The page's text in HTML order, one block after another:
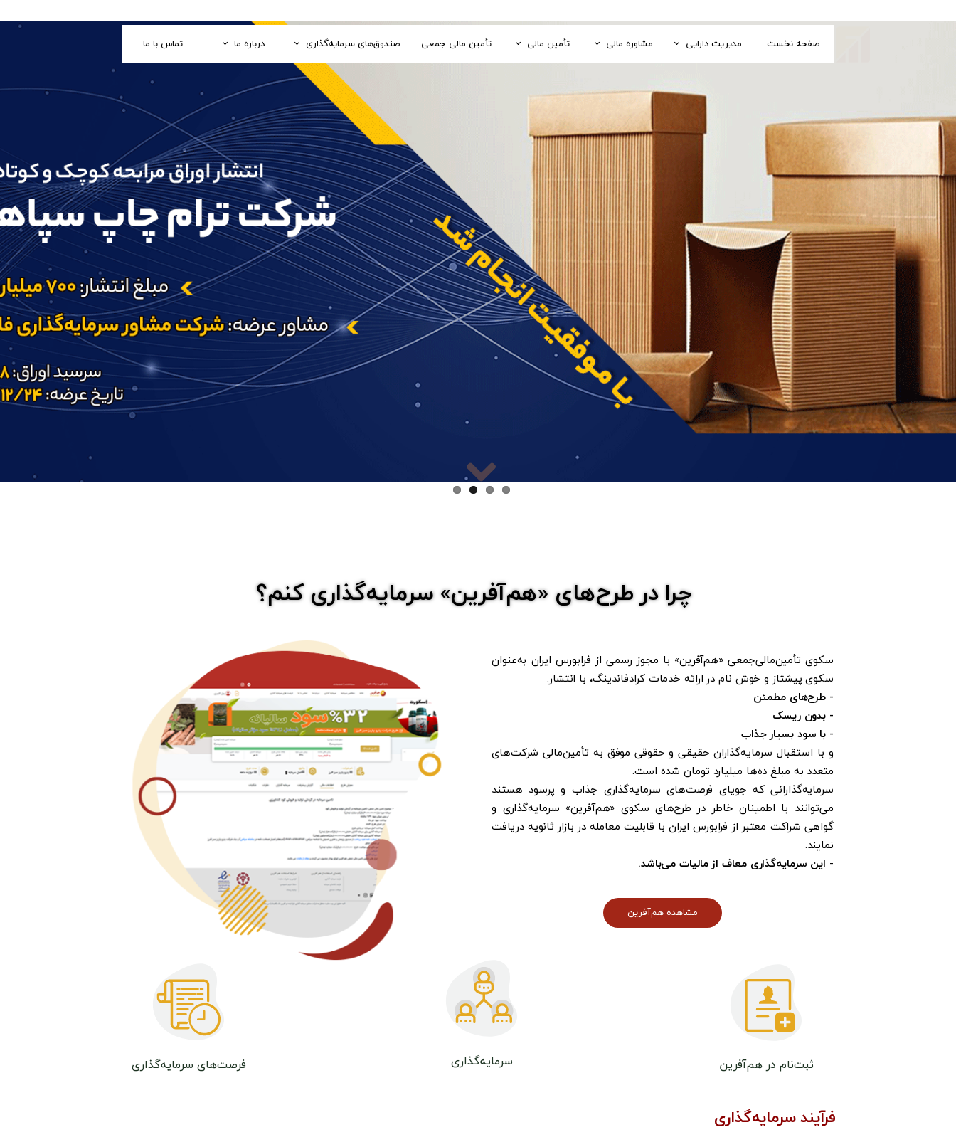
صفحه نخست مدیریت دارایی مشاوره مالی تأمین مالی تأمین مالی جمعی صندوق‌های سرمایه‌گذاری درباره ما تماس با ما
سکوی تأمین‌مالی‌جمعی «هم‌آفرین» با مجوز رسمی از فرابورس ایران به‌عنوان
سکوی پیشتاز و خوش نام در ارائه خدمات کرادفاندینگ، با انتشار:
- طرح‌های مطمئن
- بدون ریسک
- با سود بسیار جذاب
و با استقبال سرمایه‌گذاران حقیقی و حقوقی موفق به تأمین‌مالی شرکت‌های
متعدد به مبلغ ده‌ها میلیارد تومان شده است.
سرمایه‌گذارانی که جویای فرصت‌های سرمایه‌گذاری جذاب و پرسود هستند
می‌توانند با اطمینان خاطر در طرح‌های سکوی «هم‌آفرین» سرمایه‌گذاری و
گواهی شراکت معتبر از فرابورس ایران با قابلیت معامله در بازار ثانویه دریافت
نمایند.
- این سرمایه‌گذاری معاف از مالیات می‌باشد.
چرا در طرح‌های «هم‌آفرین» سرمایه‌گذاری کنم؟
ثبت‌نام در هم‌آفرین سرمایه‌گذاری فرصت‌های سرمایه‌گذاری
مشاهده هم‌آفرین
فرآیند سرمایه‌گذاری